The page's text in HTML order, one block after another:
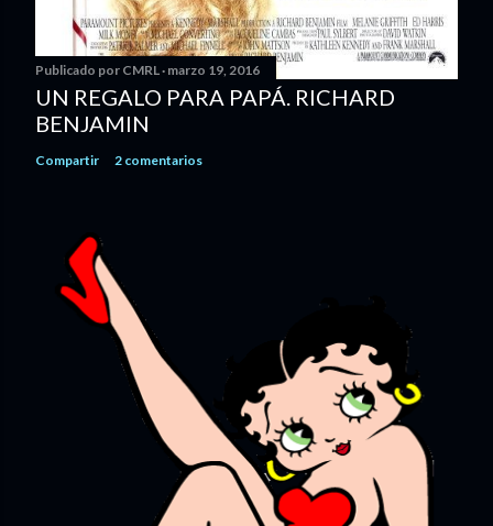
Publicado por CMRL marzo 19, 2016
UN REGALO PARA PAPÁ. RICHARD
BENJAMIN
Compartir 2 comentarios